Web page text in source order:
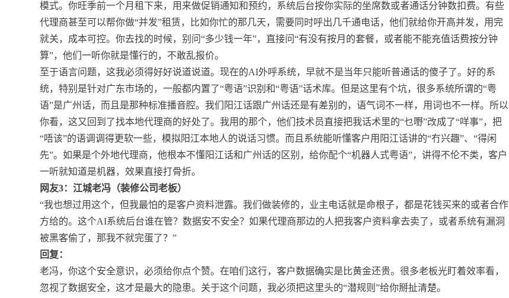
模式。你旺季前一个月租下来，用来做促销通知和预约，系统后台按你实际的坐席数或者通话分钟数扣费。有些
代理商甚至可以帮你做“并发”租赁，比如你忙的那几天，需要同时呼出几千通电话，他们就给你开高并发，用完
就关，成本可控。你去找的时候，别问“多少钱一年”，直接问“有没有按月的套餐，或者能不能充值话费按分钟
算”，他们一听你就是懂行的，不敢乱报价。
至于语言问题，这我必须得好好说道说道。现在的AI外呼系统，早就不是当年只能听普通话的傻子了。好的系
统，特别是针对广东市场的，一般都内置了“粤语”识别和“粤语”话术库。但是这里有个坑，很多系统所谓的“粤
语”是广州话，而且是那种标准播音腔。我们阳江话跟广州话还是有差别的，语气词不一样，用词也不一样。所以
你看，这又回到了找本地代理商的好处了。我用的那个，他们技术员直接把我话术里的“乜嘢”改成了“咩事”，把
“唔该”的语调调得更软一些，模拟阳江本地人的说话习惯。而且系统能听懂客户用阳江话讲的“冇兴趣”、“得闲
先”。如果是个外地代理商，他根本不懂阳江话和广州话的区别，给你配个“机器人式粤语”，讲得不伦不类，客户
一听就知道是机器，效果直接打骨折。
网友3：江城老冯（装修公司老板）
“我也想过用这个，但我最怕的是客户资料泄露。我们做装修的，业主电话就是命根子，都是花钱买来的或者合作
方给的。这个AI系统后台谁在管？数据安不安全？如果代理商那边的人把我客户资料拿去卖了，或者系统有漏洞
被黑客偷了，那我不就完蛋了？”
回复：
老冯，你这个安全意识，必须给你点个赞。在咱们这行，客户数据确实是比黄金还贵。很多老板光盯着效率看，
忽视了数据安全，这才是最大的隐患。关于这个问题，我必须把这里头的“潜规则”给你掰扯清楚。